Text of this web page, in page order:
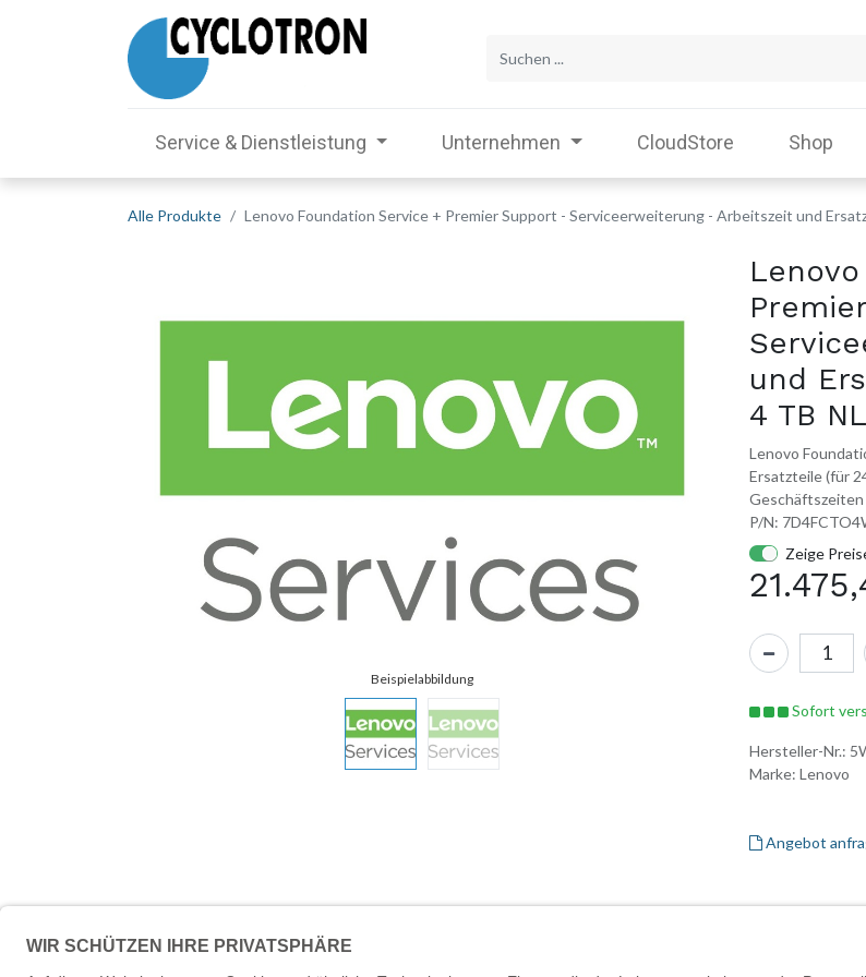
Service & Dienstleistung Unternehmen CloudStore Shop
Alle Produkte Lenovo Foundation Service + Premier Support - Serviceerweiterung - Arbeitszeit und
und
4 TB
Lenovo
Ersatzteile (für
Geschäftszeiten
P/N:
Zeige
Sofort
Hersteller-Nr.:
Marke: Lenovo
Angebot
Beschreibung